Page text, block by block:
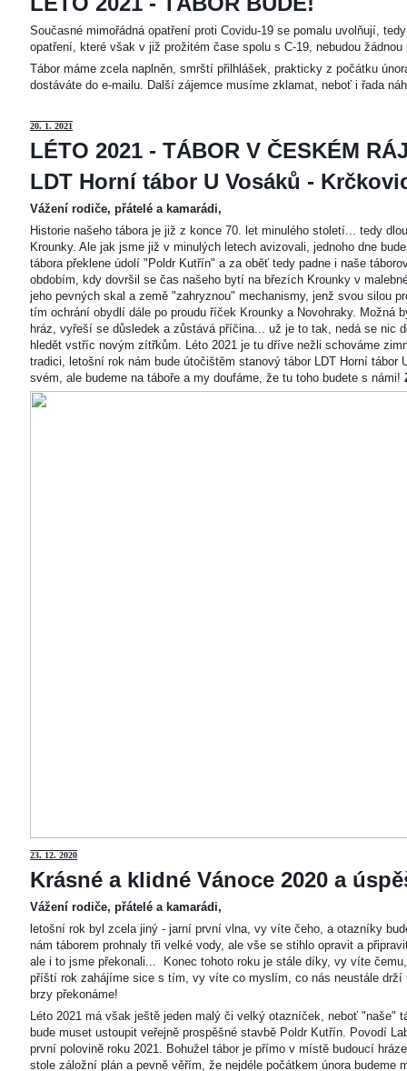
Současné mimořádná opatření proti Covidu-19 se pomalu uvolňují,
opatření, které však v již prožitém čase spolu s C-19, nebudou žádnou
Tábor máme zcela naplněn, smrští přilhlášek, prakticky z počátku
dostáváte do e-mailu. Další zájemce musíme zklamat, neboť i řada
20. 1. 2021
LÉTO 2021 - TÁBOR V ČESKÉM
LDT Horní tábor U Vosáků -
Vážení rodiče, přátelé a kamarádi,
Historie našeho tábora je již z konce 70. let minulého století... tedy
Krounky. Ale jak jsme již v minulých letech avizovali, jednoho dne
tábora překlene údolí "Poldr Kutřín" a za oběť tedy padne i naše
obdobím, kdy dovršil se čas našeho bytí na březích Krounky v
jeho pevných skal a země "zahryznou" mechanismy, jenž svou silou
tím ochrání obydlí dále po proudu říček Krounky a Novohraky. Možná
hráz, vyřeší se důsledek a zůstává příčina... už je to tak, nedá se nic
hledět vstříc novým zítřkům. Léto 2021 je tu dříve nežli schováme
tradici, letošní rok nám bude útočištěm stanový tábor LDT Horní tábor
svém, ale budeme na táboře a my doufáme, že tu toho budete s námi!
23. 12. 2020
Krásné a klidné Vánoce 2020 a
Vážení rodiče, přátelé a kamarádi,
letošní rok byl zcela jiný - jarní první vlna, vy víte čeho, a otazníky
nám táborem prohnaly tři velké vody, ale vše se stihlo opravit a
ale i to jsme překonali... Konec tohoto roku je stále díky, vy víte
příští rok zahájíme sice s tím, vy víte co myslím, co nás neustále
brzy překonáme!
Léto 2021 má však ještě jeden malý či velký otazníček, neboť "naše"
bude muset ustoupit veřejně prospěšné stavbě Poldr Kutřín. Povodí
první polovině roku 2021. Bohužel tábor je přímo v místě budoucí
stole záložní plán a pevně věřím, že nejdéle počátkem února